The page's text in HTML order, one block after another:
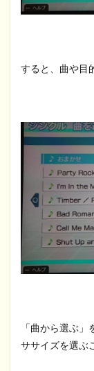
すると、曲や目
「曲から選ぶ
ササイズを選ぶ